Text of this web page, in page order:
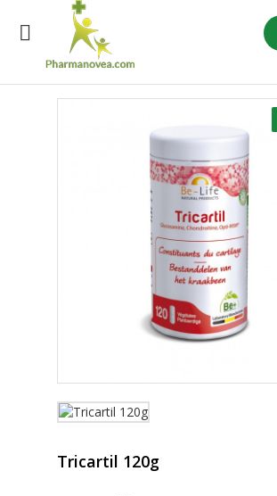

Tricartil 120g